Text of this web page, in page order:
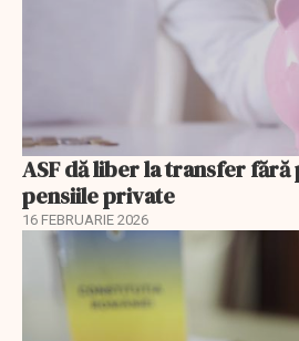
ASF dă liber la transfer
pensiile private
16 FEBRUARIE 2026